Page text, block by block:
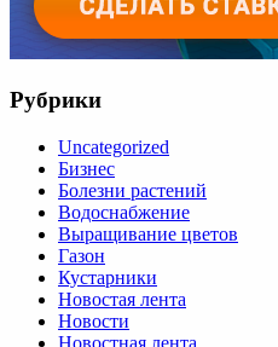
Рубрики
Uncategorized
Бизнес
Болезни растений
Водоснабжение
Выращивание цветов
Газон
Кустарники
Новостая лента
Новости
Новостная лента